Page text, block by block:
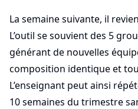
La semaine suivante, il
L’outil se souvient des 5
générant de nouvelles
composition identique et
L’enseignant peut ainsi
10 semaines du trimestre